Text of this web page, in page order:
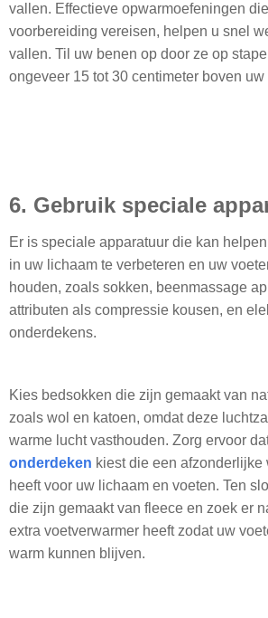
vallen. Effectieve opwarmoefeningen
voorbereiding vereisen, helpen u snel
vallen. Til uw benen op door ze op
ongeveer 15 tot 30 centimeter boven uw
6. Gebruik speciale
Er is speciale apparatuur die kan
in uw lichaam te verbeteren en uw
houden, zoals sokken, beenmassage
attributen als compressie kousen, en
onderdekens.
Kies bedsokken die zijn gemaakt van
zoals wol en katoen, omdat deze
warme lucht vasthouden. Zorg ervoor
onderdeken kiest die een afzonderlijke
heeft voor uw lichaam en voeten. Ten
die zijn gemaakt van fleece en zoek er
extra voetverwarmer heeft zodat uw
warm kunnen blijven.